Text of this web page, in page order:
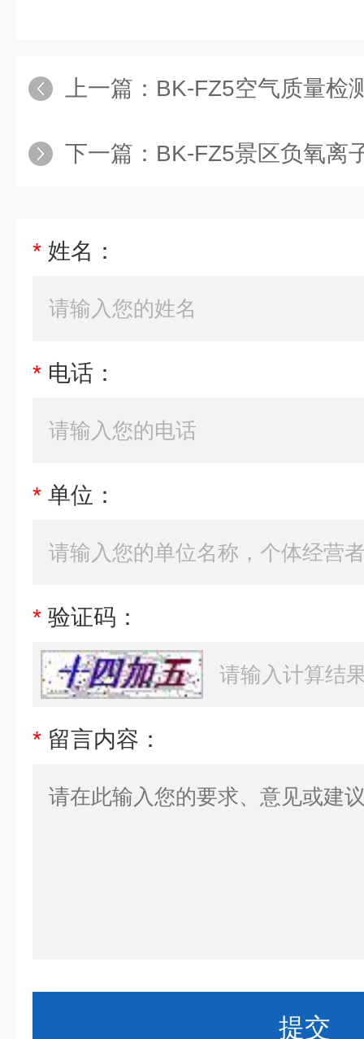
上一篇： BK-FZ5空气质量检
下一篇： BK-FZ5景区负氧离
* 姓名：
* 电话：
* 单位：
* 验证码：
* 留言内容：